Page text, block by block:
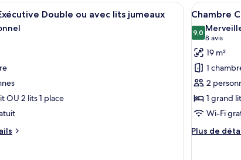
sur pied et une vue sur l’extérieur grâce à un balcon.
Une chambre moderne avec deux lits, une
Double ou avec lits jumeaux
OU 2 lits 1 place
Afficher
toutes
les
photos
pour
ce
type
de
chambre :
Chambre
5
Chambre
9,09,0 sur 10
8 avis
(8 avis)
19 m²
1
2
1 grand
Wi-Fi
Plus de
Plus